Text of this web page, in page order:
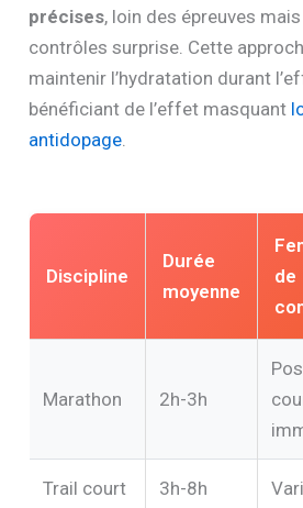
précises, loin des épreuves
contrôles surprise. Cette
maintenir l’hydratation durant
bénéficiant de l’effet masquant
antidopage.
Discipline
Durée
moyenne
de
Marathon 2h-3h
Trail court 3h-8h